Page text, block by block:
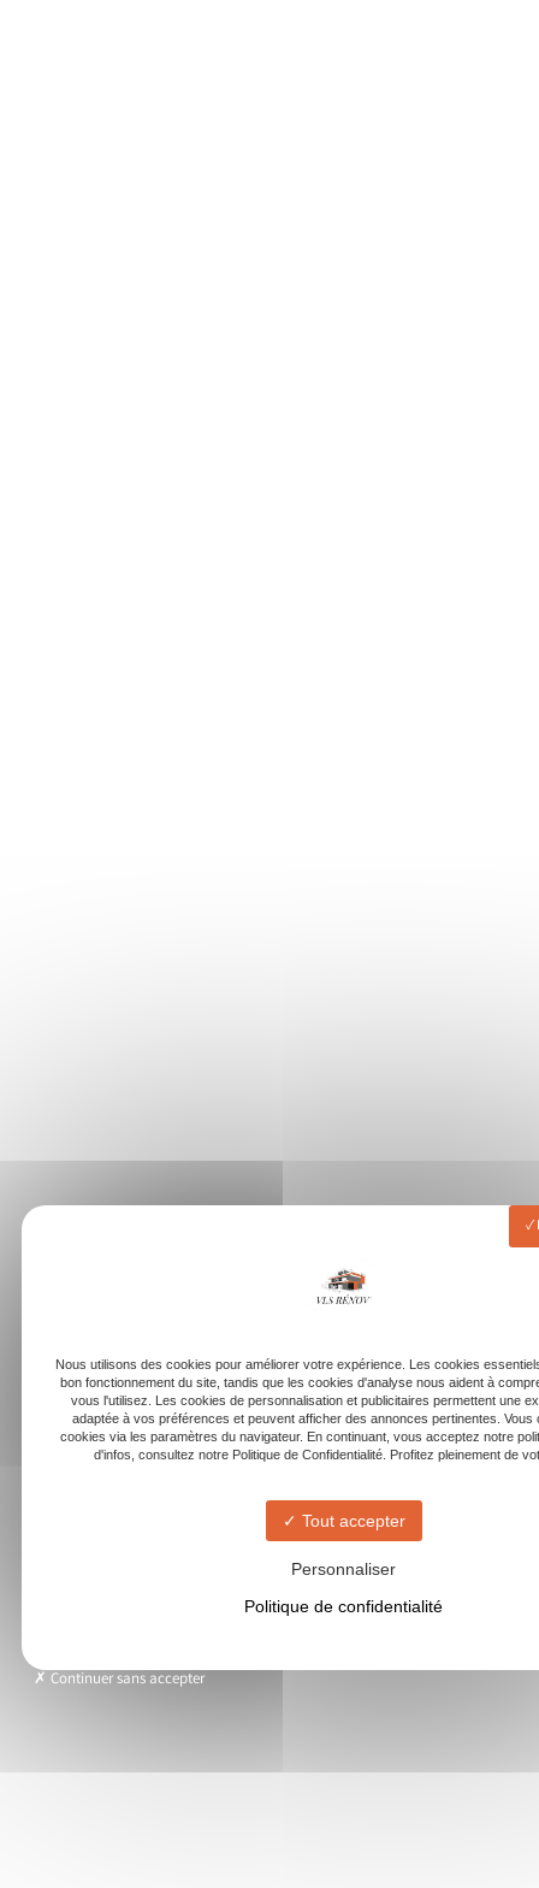
Nous utilisons des cookies pour améliorer votre expérience. Les cookies
bon fonctionnement du site, tandis que les cookies d'analyse nous aident à
vous l'utilisez. Les cookies de personnalisation et publicitaires permettent une
adaptée à vos préférences et peuvent afficher des annonces pertinentes. Vous
cookies via les paramètres du navigateur. En continuant, vous acceptez notre
d'infos, consultez notre Politique de Confidentialité. Profitez pleinement de
Tout accepter
Personnaliser
Politique de confidentialité
Continuer sans accepter